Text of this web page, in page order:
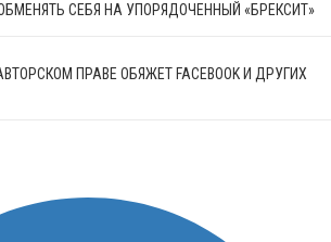
СЕБЯ НА УПОРЯДОЧЕННЫЙ «БРЕКСИТ»
ПРАВЕ ОБЯЖЕТ FACEBOOK И ДРУГИХ